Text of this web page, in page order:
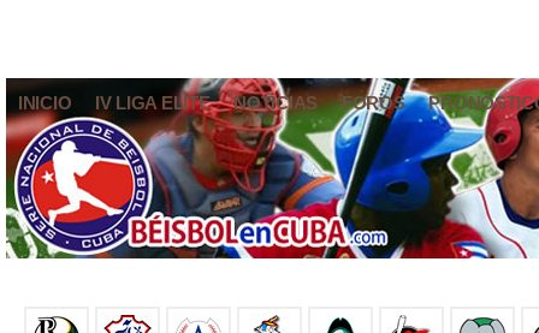
INICIO IV LIGA ELITE NOTICIAS FOROS